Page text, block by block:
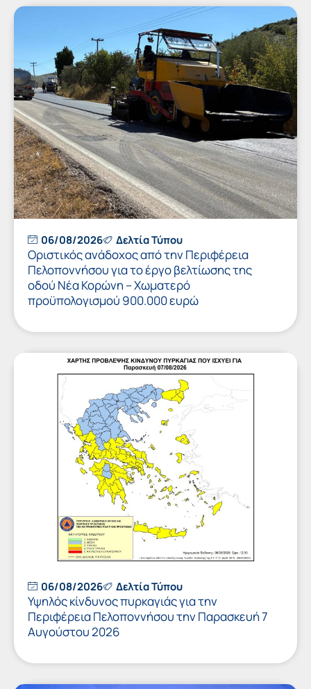
06/08/2026 Δελτία Τύπου
Οριστικός ανάδοχος από την Περιφέρεια
Πελοποννήσου για το έργο βελτίωσης της
οδού Νέα Κορώνη – Χωματερό
προϋπολογισμού 900.000 ευρώ
06/08/2026 Δελτία Τύπου
Υψηλός κίνδυνος πυρκαγιάς για την
Περιφέρεια Πελοποννήσου την Παρασκευή 7
Αυγούστου 2026